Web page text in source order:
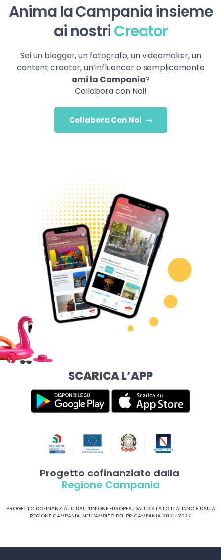
Anima la Campania insieme
ai nostriCreator
Sei un blogger, un fotografo, un videomaker, un
content creator, un’influencer o semplicemente
ami la Campania?
Collabora con Noi!
Collabora Con Noi
SCARICA L’APP
Progetto cofinanziato dalla
Regione Campania
PROGETTO COFINANZIATO DALL’UNIONE EUROPEA, DALLO STATO ITALIANO E DALLA
REGIONE CAMPANIA, NELL’AMBITO DEL PR CAMPANIA 2021-2027